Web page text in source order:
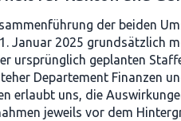
der beiden
Januar 2025 grundsätzlich
ursprünglich geplanten
Departement Finanzen
erlaubt uns, die
jeweils vor dem